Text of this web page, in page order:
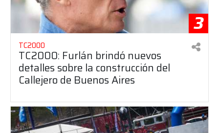
3
TC2000
TC2000: Furlán brindó nuevos
detalles sobre la construcción del
Callejero de Buenos Aires